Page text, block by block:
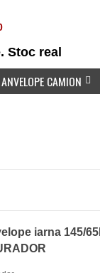
Stoc real
ANVELOPE CAMION
iarna 145/